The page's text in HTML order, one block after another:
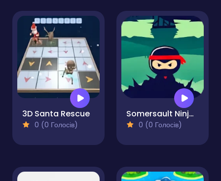
3D Santa Rescue
0 (0 Голосів)
Somersault Ninja-Samurai Ninja Jump
0 (0 Голосів)